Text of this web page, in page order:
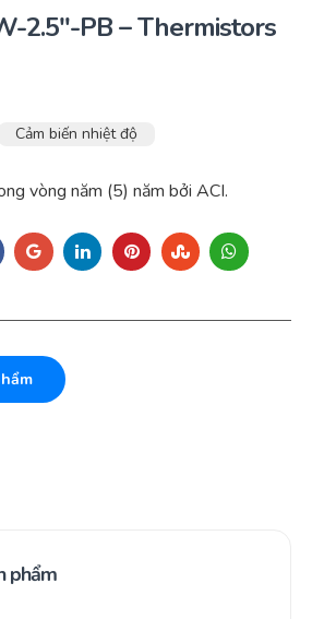
2.5″-PB – Thermistors
Cảm biến nhiệt độ
vòng năm (5) năm bởi ACI.
phẩm